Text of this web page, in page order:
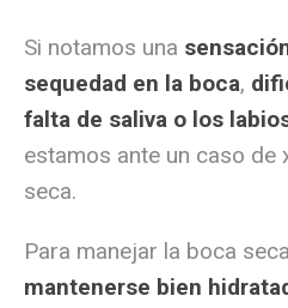
Si notamos una
sequedad en la boca,
falta de saliva o los
estamos ante un caso de
seca.
Para manejar la boca
mantenerse bien